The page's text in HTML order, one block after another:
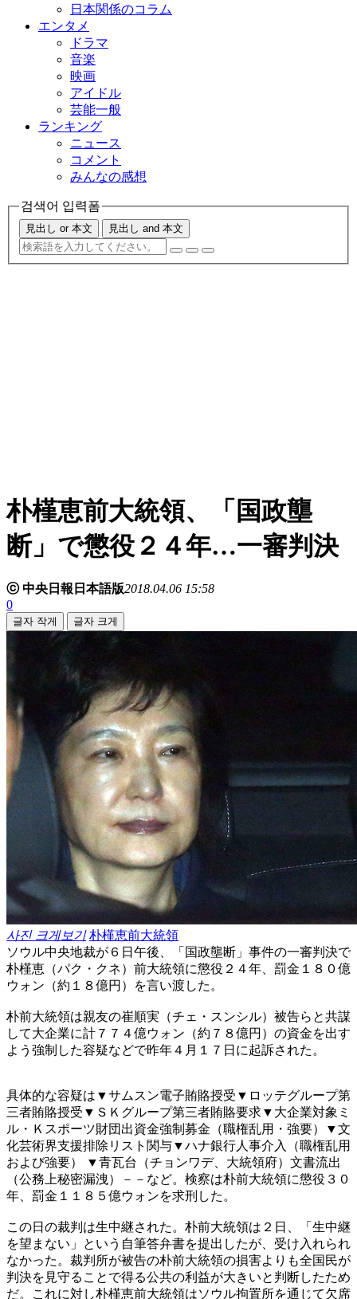
日本関係のコラム
エンタメ
ドラマ
音楽
映画
アイドル
芸能一般
ランキング
ニュース
コメント
みんなの感想
검색어 입력폼
見出し or 本文 見出し and 本文
朴槿恵前大統領、「国政壟
断」で懲役２４年…一審判決
ⓒ 中央日報日本語版2018.04.06 15:58
0
글자 작게 글자 크게
사진 크게보기 朴槿恵前大統領
ソウル中央地裁が６日午後、「国政壟断」事件の一審判決で
朴槿恵（パク・クネ）前大統領に懲役２４年、罰金１８０億
ウォン（約１８億円）を言い渡した。
朴前大統領は親友の崔順実（チェ・スンシル）被告らと共謀
して大企業に計７７４億ウォン（約７８億円）の資金を出す
よう強制した容疑などで昨年４月１７日に起訴された。
具体的な容疑は▼サムスン電子賄賂授受▼ロッテグループ第
三者賄賂授受▼ＳＫグループ第三者賄賂要求▼大企業対象ミ
ル・Ｋスポーツ財団出資金強制募金（職権乱用・強要）▼文
化芸術界支援排除リスト関与▼ハナ銀行人事介入（職権乱用
および強要） ▼青瓦台（チョンワデ、大統領府）文書流出
（公務上秘密漏洩）－－など。検察は朴前大統領に懲役３０
年、罰金１１８５億ウォンを求刑した。
この日の裁判は生中継された。朴前大統領は２日、「生中継
を望まない」という自筆答弁書を提出したが、受け入れられ
なかった。裁判所が被告の朴前大統領の損害よりも全国民が
判決を見守ることで得る公共の利益が大きいと判断したため
だ。これに対し朴槿恵前大統領はソウル拘置所を通じて欠席